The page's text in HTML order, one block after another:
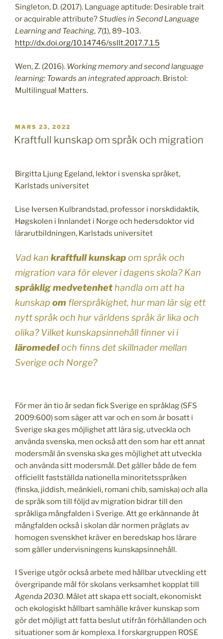
Singleton, D. (2017). Language aptitude: Desirable trait
or acquirable attribute?Studies in Second Language
Learning and Teaching, 7(1), 89–103.
http://dx.doi.org/10.14746/ssllt.2017.7.1.5
Wen, Z. (2016). Working memory and second language
learning: Towards an integrated approach. Bristol:
Multilingual Matters.
PUBLICERAT
MARS 23, 2022
Kraftfull kunskap om språk och migration
Birgitta Ljung Egeland, lektor i svenska språket,
Karlstads universitet
Lise Iversen Kulbrandstad, professor i norskdidaktik,
Høgskolen i Innlandet i Norge och hedersdoktor vid
lärarutbildningen, Karlstads universitet
Vad kan kraftfull kunskapom språk och
migration vara för elever i dagens skola? Kan
språklig medvetenhethandla om att ha
kunskap om flerspråkighet, hur man lär sig ett
nytt språk och hur världens språk är lika och
olika? Vilket kunskapsinnehåll finner vi i
läromedeloch finns det skillnader mellan
Sverige och Norge?
För mer än tio år sedan fick Sverige en språklag (SFS
2009:600) som säger att var och en som är bosatt i
Sverige ska ges möjlighet att lära sig, utveckla och
använda svenska, men också att den som har ett annat
modersmål än svenska ska ges möjlighet att utveckla
och använda sitt modersmål. Det gäller både de fem
officiellt fastställda nationella minoritetsspråken
(finska, jiddish, meänkieli, romani chib, samiska)och alla
de språk som till följd av migration bidrar till den
språkliga mångfalden i Sverige. Att ge erkännande åt
mångfalden också i skolan där normen präglats av
homogen svenskhet kräver en beredskap hos lärare
som gäller undervisningens kunskapsinnehåll.
I Sverige utgör också arbete med hållbar utveckling ett
övergripande mål för skolans verksamhet kopplat till
Agenda 2030. Målet att skapa ett socialt, ekonomiskt
och ekologiskt hållbart samhälle kräver kunskap som
gör det möjligt att fatta beslut utifrån förhållanden och
situationer som är komplexa. I forskargruppen ROSE